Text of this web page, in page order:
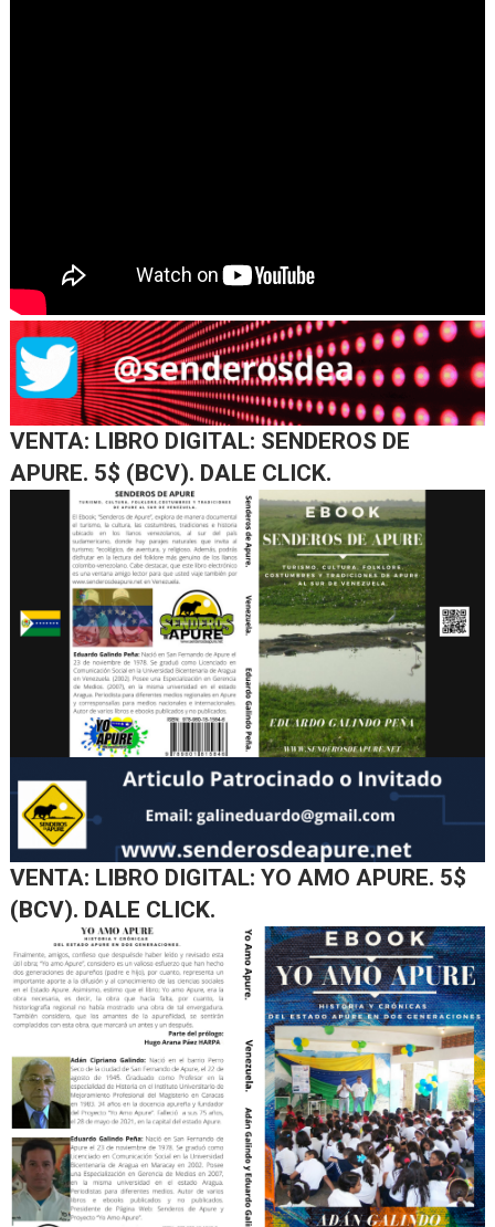
VENTA: LIBRO DIGITAL: SENDEROS DE
APURE. 5$ (BCV). DALE CLICK.
VENTA: LIBRO DIGITAL: YO AMO APURE. 5$
(BCV). DALE CLICK.